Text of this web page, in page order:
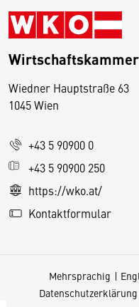
Wiedner Hauptstraße 63
1045 Wien
+43 5 90900 0
+43 5 90900 250
https://wko.at/
Kontaktformular
Mehrsprachig
Datenschutzerklärung
D
s
e
S
e